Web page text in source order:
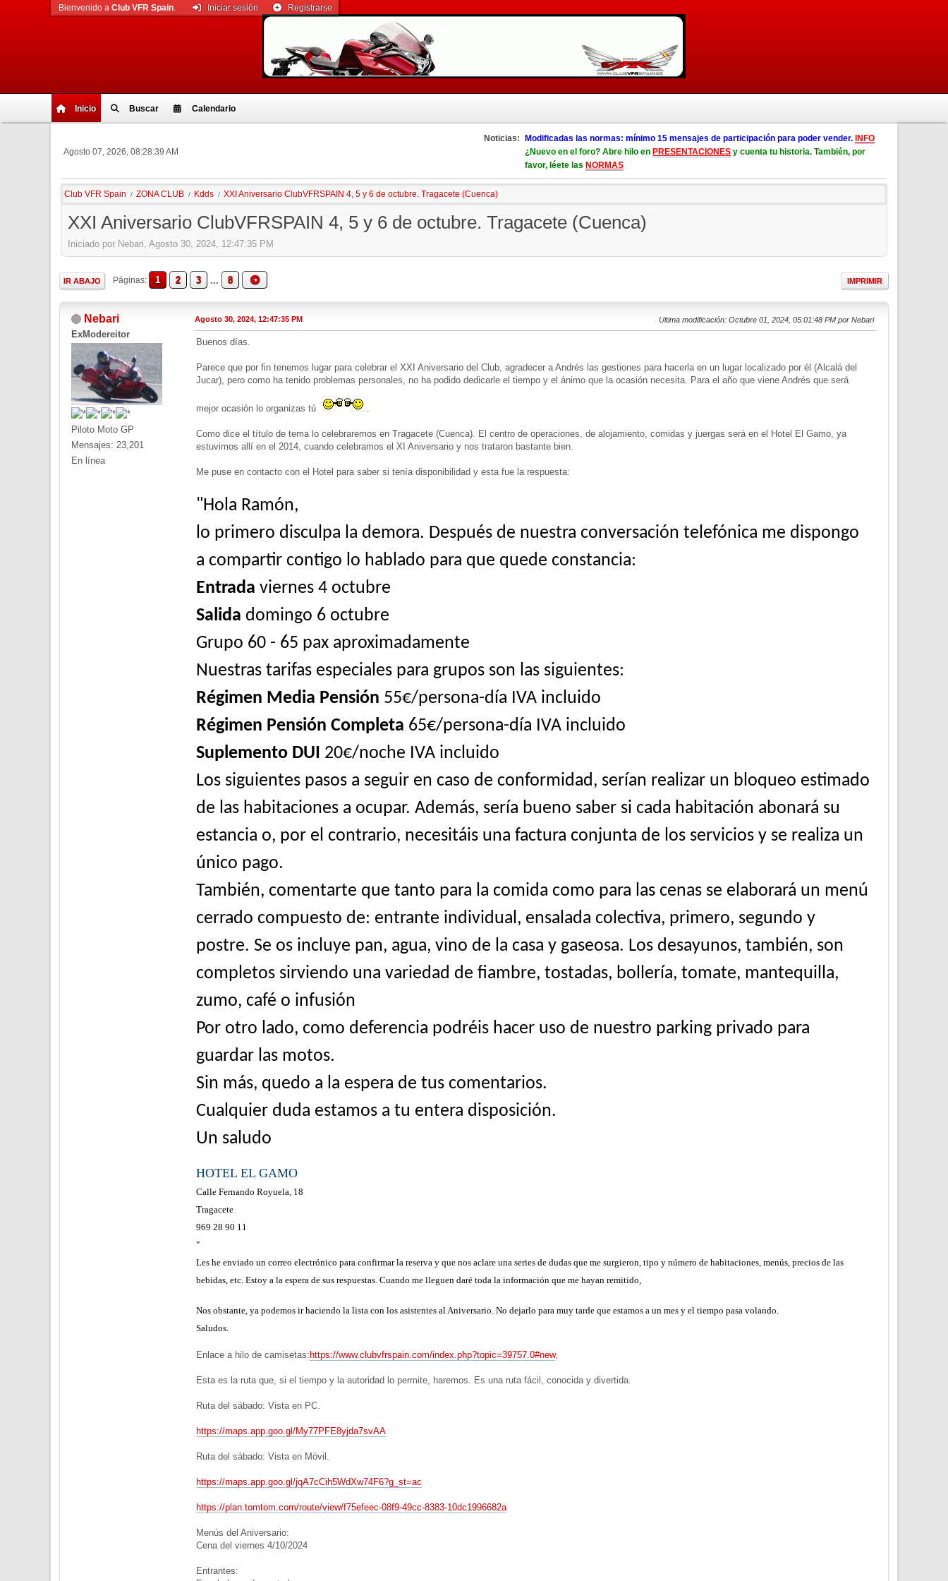
Inicio Buscar Calendario
Bienvenido a Club VFR Spain. Iniciar sesión Registrarse
Agosto 07, 2026, 08:28:39 AM
Noticias: Modificadas las normas: mínimo 15 mensajes de participación para poder vender. INFO
¿Nuevo en el foro? Abre hilo en PRESENTACIONES y cuenta tu historia. También, por
favor, léete las NORMAS
Club VFR Spain / ZONA CLUB / Kdds / XXI Aniversario ClubVFRSPAIN 4, 5 y 6 de octubre. Tragacete (Cuenca)
XXI Aniversario ClubVFRSPAIN 4, 5 y 6 de octubre. Tragacete (Cuenca)
Iniciado por Nebari, Agosto 30, 2024, 12:47:35 PM
IMPRIMIR
IR ABAJO Páginas 1 2 3 ... 8
Nebari
ExModereitor
Piloto Moto GP
Mensajes: 23,201
En línea
Agosto 30, 2024, 12:47:35 PM Ultima modificación: Octubre 01, 2024, 05:01:48 PM por Nebari
Buenos días.
Parece que por fin tenemos lugar para celebrar el XXI Aniversario del Club, agradecer a Andrés las gestiones para hacerla en un lugar localizado por él (Alcalá del
Jucar), pero como ha tenido problemas personales, no ha podido dedicarle el tiempo y el ánimo que la ocasión necesita. Para el año que viene Andrés que será
mejor ocasión lo organizas tú
Como dice el título de tema lo celebraremos en Tragacete (Cuenca). El centro de operaciones, de alojamiento, comidas y juergas será en el Hotel El Gamo, ya
estuvimos allí en el 2014, cuando celebramos el XI Aniversario y nos trataron bastante bien.
Me puse en contacto con el Hotel para saber si tenía disponibilidad y esta fue la respuesta:
"Hola Ramón,
lo primero disculpa la demora. Después de nuestra conversación telefónica me dispongo
a compartir contigo lo hablado para que quede constancia:
Entrada viernes 4 octubre
Salida domingo 6 octubre
Grupo 60 - 65 pax aproximadamente
Nuestras tarifas especiales para grupos son las siguientes:
Régimen Media Pensión 55€/persona-día IVA incluido
Régimen Pensión Completa 65€/persona-día IVA incluido
Suplemento DUI 20€/noche IVA incluido
Los siguientes pasos a seguir en caso de conformidad, serían realizar un bloqueo estimado
de las habitaciones a ocupar. Además, sería bueno saber si cada habitación abonará su
estancia o, por el contrario, necesitáis una factura conjunta de los servicios y se realiza un
único pago.
También, comentarte que tanto para la comida como para las cenas se elaborará un menú
cerrado compuesto de: entrante individual, ensalada colectiva, primero, segundo y
postre. Se os incluye pan, agua, vino de la casa y gaseosa. Los desayunos, también, son
completos sirviendo una variedad de fiambre, tostadas, bollería, tomate, mantequilla,
zumo, café o infusión
Por otro lado, como deferencia podréis hacer uso de nuestro parking privado para
guardar las motos.
Sin más, quedo a la espera de tus comentarios.
Cualquier duda estamos a tu entera disposición.
Un saludo
HOTEL EL GAMO
Calle Fernando Royuela, 18
Tragacete
969 28 90 11
"
Les he enviado un correo electrónico para confirmar la reserva y que nos aclare una series de dudas que me surgieron, tipo y número de habitaciones, menús, precios de las
bebidas, etc. Estoy a la espera de sus respuestas. Cuando me lleguen daré toda la información que me hayan remitido,
Nos obstante, ya podemos ir haciendo la lista con los asistentes al Aniversario. No dejarlo para muy tarde que estamos a un mes y el tiempo pasa volando.
Saludos.
Enlace a hilo de camisetas:https://www.clubvfrspain.com/index.php?topic=39757.0#new,
Esta es la ruta que, si el tiempo y la autoridad lo permite, haremos. Es una ruta fácil, conocida y divertida.
Ruta del sábado: Vista en PC.
https://maps.app.goo.gl/My77PFE8yjda7svAA
Ruta del sábado: Vista en Móvil.
https://maps.app.goo.gl/jqA7cCih5WdXw74F6?g_st=ac
https://plan.tomtom.com/route/view/f75efeec-08f9-49cc-8383-10dc1996682a
Menús del Aniversario:
Cena del viernes 4/10/2024
Entrantes: